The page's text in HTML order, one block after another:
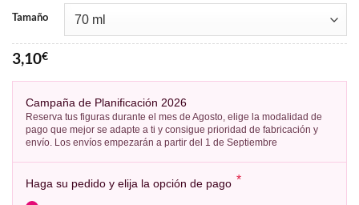
Tamaño
3,10€
Campaña de Planificación 2026
Reserva tus figuras durante el mes de Agosto, elige la modalidad de
pago que mejor se adapte a ti y consigue prioridad de fabricación y
envío. Los envíos empezarán a partir del 1 de Septiembre
Haga su pedido y elija la opción de pago *